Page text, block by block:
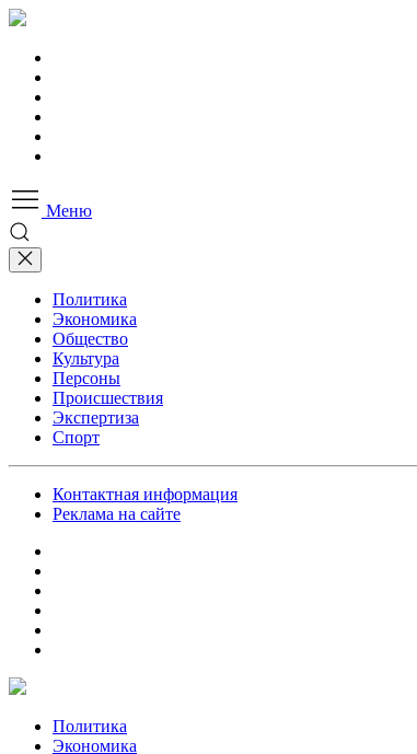
Меню
Политика
Экономика
Общество
Культура
Персоны
Происшествия
Экспертиза
Спорт
Контактная информация
Реклама на сайте
Политика
Экономика